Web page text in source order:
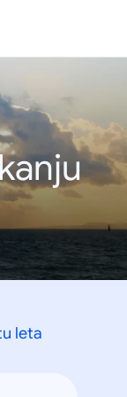
leta